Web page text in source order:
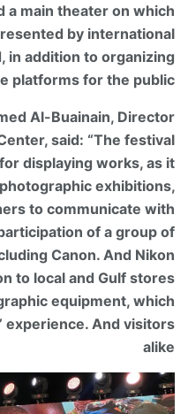
a main theater on which
by international
in addition to organizing
platforms for the public.
Al-Buainain, Director
said: “The festival
displaying works, as it
exhibitions,
to communicate with
of a group of
Canon. And Nikon
to local and Gulf stores
equipment, which
experience. And visitors
alike